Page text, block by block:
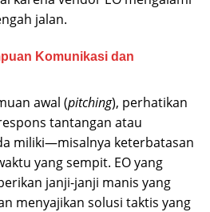
jalan.
Komunikasi dan
awal (pitching), perhatikan
tantangan atau
miliki—misalnya keterbatasan
yang sempit. EO yang
janji-janji manis yang
menyajikan solusi taktis yang